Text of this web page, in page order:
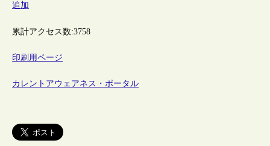
追加
累計アクセス数:3758
印刷用ページ
カレントアウェアネス・ポータル